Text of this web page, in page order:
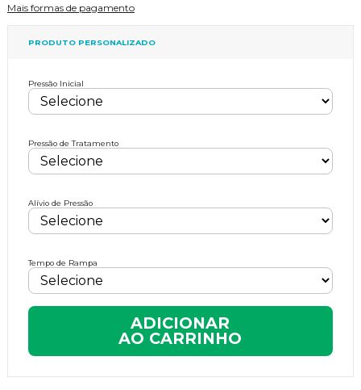
Mais formas de pagamento
PRODUTO PERSONALIZADO
Pressão Inicial
Pressão de Tratamento
Alívio de Pressão
Tempo de Rampa
ADICIONAR
AO CARRINHO